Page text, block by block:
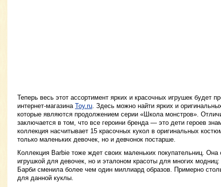
Теперь весь этот ассортимент ярких и красочных игрушек будет
интернет-магазина Toy.ru . Здесь можно найти ярких и
которые являются продолжением серии «Школа монстров».
заключается в том, что все героини бренда — это дети героев
коллекция насчитывает 15 красочных кукол в оригинальных
только маленьких девочек, но и девчонок постарше.
Коллекция Barbie тоже ждет своих маленьких покупательниц.
игрушкой для девочек, но и эталоном красоты для многих
Барби сменила более чем один миллиард образов. Примерно
для данной куклы.